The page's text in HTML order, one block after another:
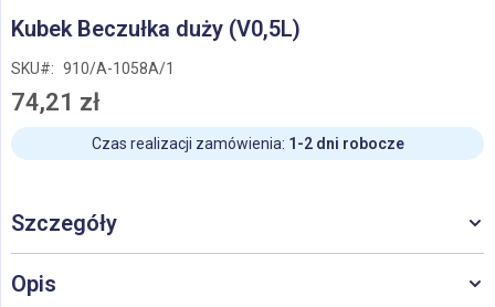
na
galerii
Kubek Beczułka duży (V0,5L)
SKU 910/A-1058A/1
74,21 zł
Czas realizacji zamówienia: 1-2 dni robocze
Szczegóły
Opis